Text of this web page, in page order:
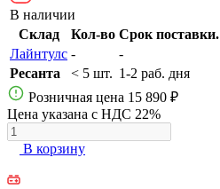
В наличии
Склад
Кол-во Срок поставки.
Лайнтулс -
-
Ресанта
< 5 шт. 1-2 раб. дня
Розничная цена 15 890 ₽
Цена указана с НДС 22%
В корзину